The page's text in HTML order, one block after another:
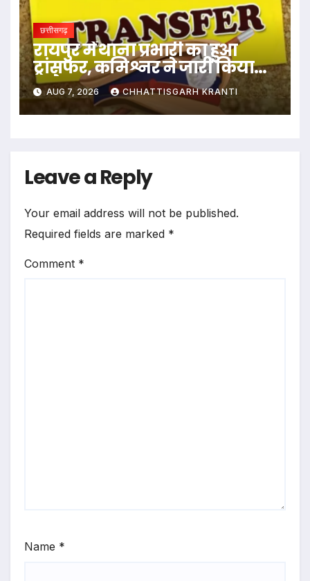
छत्तीसगढ़
रायपुर में थाना प्रभारी का हुआ
ट्रांसफर, कमिश्नर ने जारी किया
आदेश
AUG 7, 2026 CHHATTISGARH KRANTI
Leave a Reply
Your email address will not be published.
Required fields are marked *
Comment *
Name *